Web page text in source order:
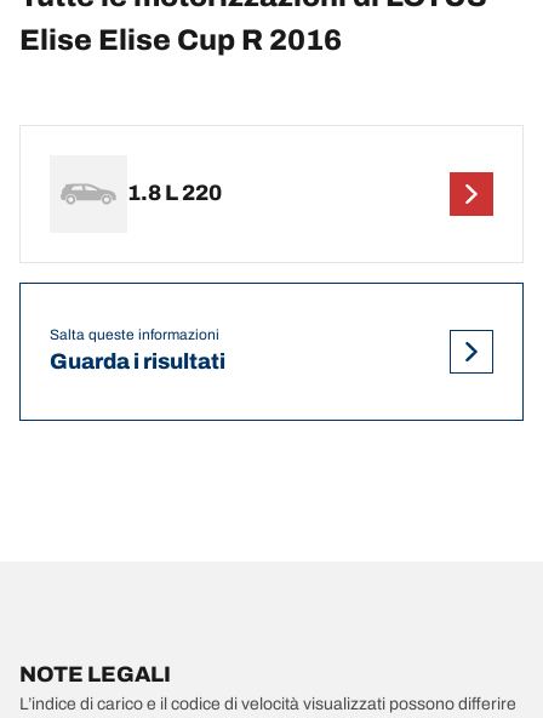
Elise Elise Cup R 2016
1.8 L 220
Salta queste informazioni
Guarda i risultati
NOTE LEGALI
L’indice di carico e il codice di velocità visualizzati possono differire